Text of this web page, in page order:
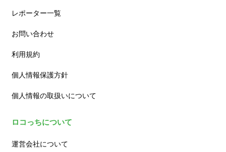
レポーター一覧
お問い合わせ
利用規約
個人情報保護方針
個人情報の取扱いについて
ロコっちについて
運営会社について